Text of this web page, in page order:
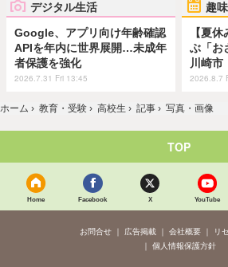
デジタル生活
Google、アプリ向け年齢確認
APIを年内に世界展開…未成年
者保護を強化
2026.7.31 Fri 13:45
趣
【夏
ぶ「お
川崎市
2026.8.7
ホーム › 教育・受験 › 高校生 › 記事 › 写真・画像
TOP
Home Facebook X YouTube
お問合せ 広告掲載 会社概要
リ
個人情報保護方針